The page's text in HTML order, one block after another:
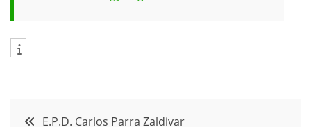
Navegación
E.P.D. Carlos Parra Zaldivar